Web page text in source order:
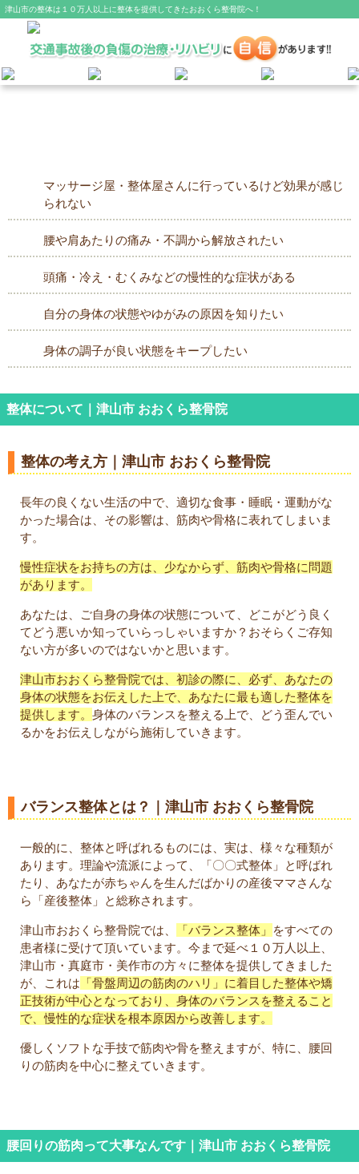
津山市の整体は１０万人以上に整体を提供してきたおおくら整骨院へ！
マッサージ屋・整体屋さんに行っているけど効果が感じ
られない
腰や肩あたりの痛み・不調から解放されたい
頭痛・冷え・むくみなどの慢性的な症状がある
自分の身体の状態やゆがみの原因を知りたい
身体の調子が良い状態をキープしたい
整体について｜津山市 おおくら整骨院
整体の考え方｜津山市 おおくら整骨院
長年の良くない生活の中で、適切な食事・睡眠・運動がな
かった場合は、その影響は、筋肉や骨格に表れてしまいま
す。
慢性症状をお持ちの方は、少なからず、筋肉や骨格に問題
があります。
あなたは、ご自身の身体の状態について、どこがどう良く
てどう悪いか知っていらっしゃいますか？おそらくご存知
ない方が多いのではないかと思います。
津山市おおくら整骨院では、初診の際に、必ず、あなたの
身体の状態をお伝えした上で、あなたに最も適した整体を
提供します。 身体のバランスを整える上で、どう歪んでい
るかをお伝えしながら施術していきます。
バランス整体とは？｜津山市 おおくら整骨院
一般的に、整体と呼ばれるものには、実は、様々な種類が
あります。理論や流派によって、「〇〇式整体」と呼ばれ
たり、あなたが赤ちゃんを生んだばかりの産後ママさんな
ら「産後整体」と総称されます。
津山市おおくら整骨院では、 「バランス整体」
をすべての
患者様に受けて頂いています。今まで延べ１０万人以上、
津山市・真庭市・美作市の方々に整体を提供してきました
が、これは 「骨盤周辺の筋肉のハリ」に着目した整体や矯
正技術が中心となっており、身体のバランスを整えること
で、慢性的な症状を根本原因から改善します。
優しくソフトな手技で筋肉や骨を整えますが、特に、腰回
りの筋肉を中心に整えていきます。
腰回りの筋肉って大事なんです｜津山市 おおくら整骨院